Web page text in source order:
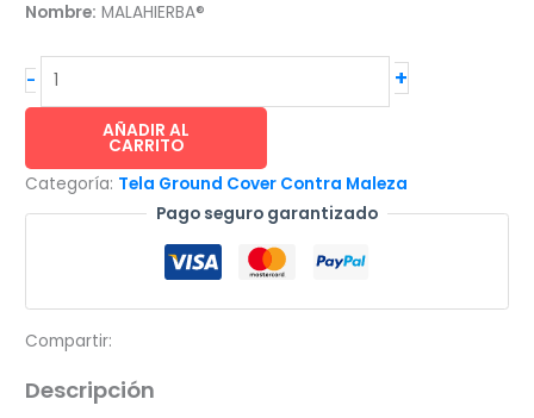
Nombre: MALAHIERBA®
-
MALAHIERBA®
antihierbas
cover
para
jardines
cantidad
+
AÑADIR AL
CARRITO
Categoría: Tela Ground Cover Contra Maleza
Pago seguro garantizado
Compartir:
Descripción